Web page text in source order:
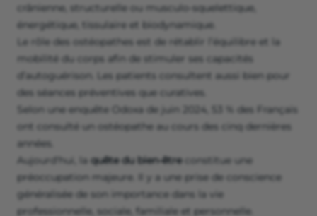
crânienne, structurelle ou musculo-squelettique,
énergétique, tissulaire et biodynamique.
Le rôle des ostéopathes est de rétablir l’équilibre et la
mobilité du corps afin de stimuler ses capacités
d’autoguérison. Les patients consultent aussi bien pour
des séances préventives que curatives.
Selon une enquête Odoxa de juin 2024, 53 % des Français
ont consulté un ostéopathe au cours des cinq dernières
années.
Aujourd'hui, la quête du bien-êtreconstitue une
préoccupation majeure. Il y a une prise de conscience
généralisée de son importance dans la vie
professionnelle, sociale, familiale et personnelle.